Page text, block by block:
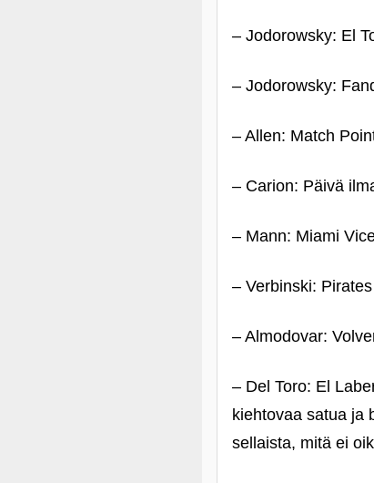
– Jodorowsky: El
– Jodorowsky:
– Allen: Match
– Carion: Päivä
– Mann: Miami
– Verbinski:
– Almodovar:
– Del Toro: El
kiehtovaa satua ja
sellaista, mitä ei